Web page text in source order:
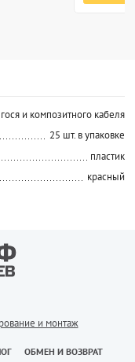
и композитного кабеля
25 шт. в упаковке
пластик
красный
и монтаж
ОБМЕН И ВОЗВРАТ